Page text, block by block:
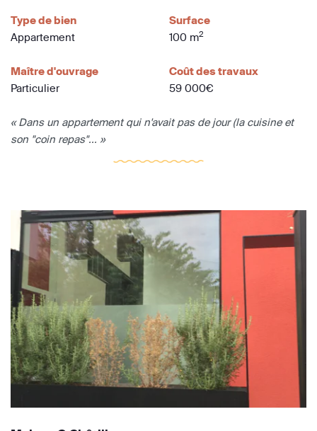
Type de bien
Appartement
Surface
100 m2
Maître d'ouvrage
Particulier
Coût des travaux
59 000€
« Dans un appartement qui n'avait pas de jour (la cuisine et
son "coin repas"... »